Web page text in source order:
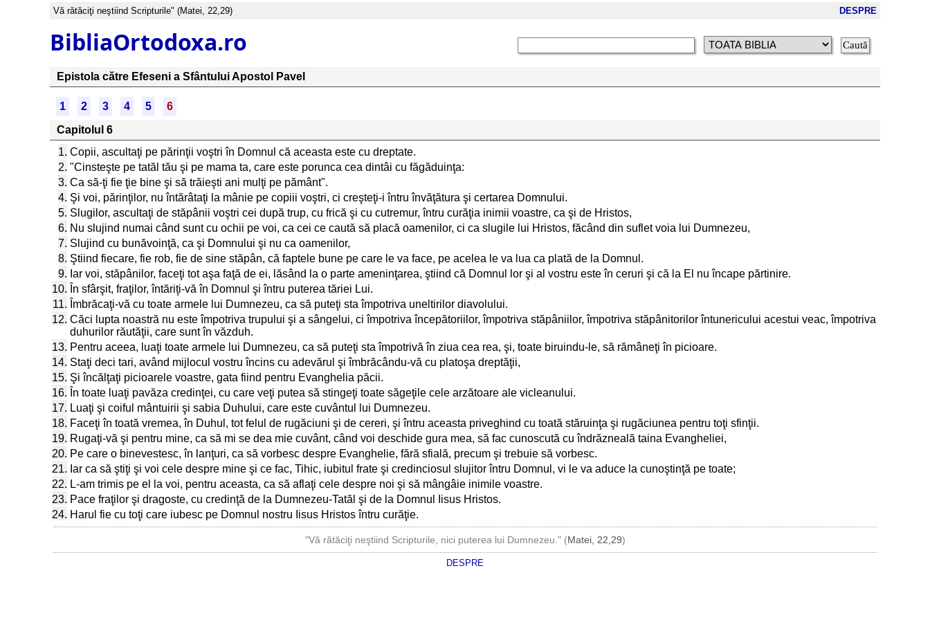
Vă rătăciţi neştiind Scripturile" (Matei, 22,29) DESPRE
BibliaOrtodoxa.ro
Epistola către Efeseni a Sfântului Apostol Pavel
1 2 3 4 5
6
Capitolul 6
1. Copii, ascultaţi pe părinţii voştri în Domnul că aceasta este cu dreptate.
2. "Cinsteşte pe tatăl tău şi pe mama ta, care este porunca cea dintâi cu făgăduinţa:
3. Ca să-ţi fie ţie bine şi să trăieşti ani mulţi pe pământ".
4. Şi voi, părinţilor, nu întărâtaţi la mânie pe copiii voştri, ci creşteţi-i întru învăţătura şi certarea Domnului.
5. Slugilor, ascultaţi de stăpânii voştri cei după trup, cu frică şi cu cutremur, întru curăţia inimii voastre, ca şi de Hristos,
6. Nu slujind numai când sunt cu ochii pe voi, ca cei ce caută să placă oamenilor, ci ca slugile lui Hristos, făcând din suflet voia lui Dumnezeu,
7. Slujind cu bunăvoinţă, ca şi Domnului şi nu ca oamenilor,
8. Ştiind fiecare, fie rob, fie de sine stăpân, că faptele bune pe care le va face, pe acelea le va lua ca plată de la Domnul.
9. Iar voi, stăpânilor, faceţi tot aşa faţă de ei, lăsând la o parte ameninţarea, ştiind că Domnul lor şi al vostru este în ceruri şi că la El nu încape părtinire.
10. În sfârşit, fraţilor, întăriţi-vă în Domnul şi întru puterea tăriei Lui.
11. Îmbrăcaţi-vă cu toate armele lui Dumnezeu, ca să puteţi sta împotriva uneltirilor diavolului.
12. Căci lupta noastră nu este împotriva trupului şi a sângelui, ci împotriva începătoriilor, împotriva stăpâniilor, împotriva stăpânitorilor întunericului acestui veac, împotriva
duhurilor răutăţii, care sunt în văzduh.
13. Pentru aceea, luaţi toate armele lui Dumnezeu, ca să puteţi sta împotrivă în ziua cea rea, şi, toate biruindu-le, să rămâneţi în picioare.
14. Staţi deci tari, având mijlocul vostru încins cu adevărul şi îmbrăcându-vă cu platoşa dreptăţii,
15. Şi încălţaţi picioarele voastre, gata fiind pentru Evanghelia păcii.
16. În toate luaţi pavăza credinţei, cu care veţi putea să stingeţi toate săgeţile cele arzătoare ale vicleanului.
17. Luaţi şi coiful mântuirii şi sabia Duhului, care este cuvântul lui Dumnezeu.
18. Faceţi în toată vremea, în Duhul, tot felul de rugăciuni şi de cereri, şi întru aceasta priveghind cu toată stăruinţa şi rugăciunea pentru toţi sfinţii.
19. Rugaţi-vă şi pentru mine, ca să mi se dea mie cuvânt, când voi deschide gura mea, să fac cunoscută cu îndrăzneală taina Evangheliei,
20. Pe care o binevestesc, în lanţuri, ca să vorbesc despre Evanghelie, fără sfială, precum şi trebuie să vorbesc.
21. Iar ca să ştiţi şi voi cele despre mine şi ce fac, Tihic, iubitul frate şi credinciosul slujitor întru Domnul, vi le va aduce la cunoştinţă pe toate;
22. L-am trimis pe el la voi, pentru aceasta, ca să aflaţi cele despre noi şi să mângâie inimile voastre.
23. Pace fraţilor şi dragoste, cu credinţă de la Dumnezeu-Tatăl şi de la Domnul Iisus Hristos.
24. Harul fie cu toţi care iubesc pe Domnul nostru Iisus Hristos întru curăţie.
"Vă rătăciţi neştiind Scripturile, nici puterea lui Dumnezeu." (Matei, 22,29)
DESPRE